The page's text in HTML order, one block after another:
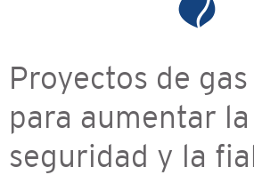
Proyectos de
para aumentar la
seguridad y la